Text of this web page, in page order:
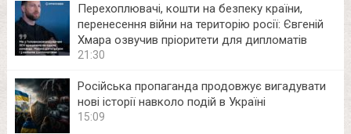
Перехоплювачі, кошти на безпеку країни,
перенесення війни на територію росії: Євгеній
Хмара озвучив пріоритети для дипломатів
21:30
Російська пропаганда продовжує вигадувати
нові історії навколо подій в Україні
15:09